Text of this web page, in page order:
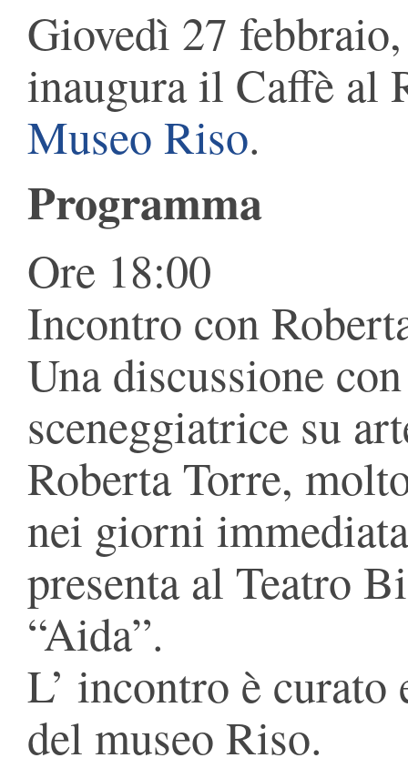
Giovedì 27
inaugura il Caffè al
Museo Riso.
Programma
Ore 18:00
Incontro con
Una discussione
sceneggiatrice su
Roberta Torre,
nei giorni
presenta al Teatro
“Aida”.
L’ incontro è
del museo Riso.